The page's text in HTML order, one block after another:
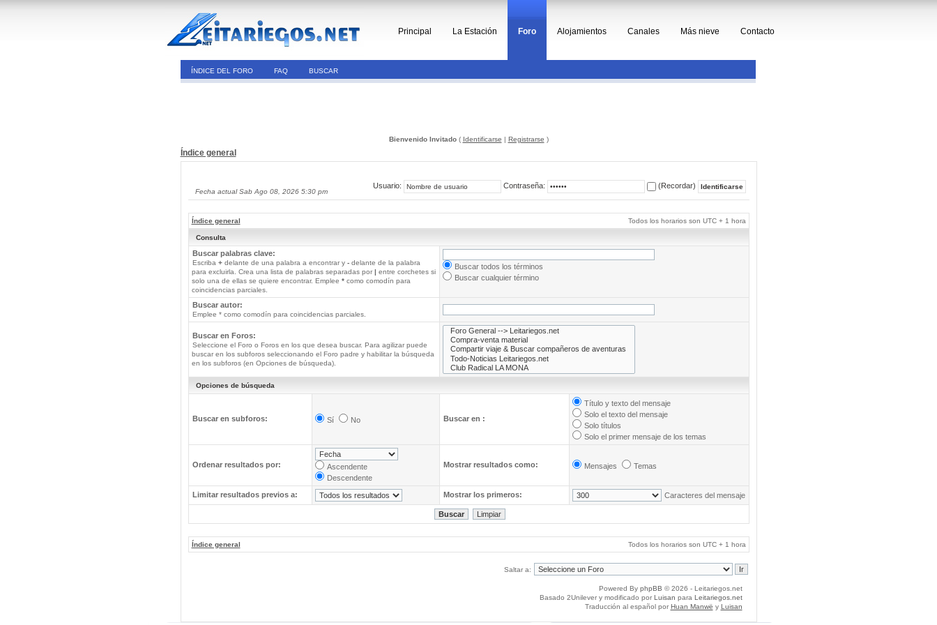
Principal La Estación Foro Alojamientos Canales Más nieve Contacto
ÍNDICE DEL FORO FAQ BUSCAR
Bienvenido Invitado( Identificarse | Registrarse )
Índice general
Fecha actual Sab Ago 08, 2026 5:30 pm
Usuario: Contraseña: (Recordar)
Índice general Todos los horarios son UTC + 1 hora
Consulta
Buscar palabras clave:
Escriba +delante de una palabra a encontrar y -delante de la palabra
para excluirla. Crea una lista de palabras separadas por | entre corchetes si
solo una de ellas se quiere encontrar. Emplee *como comodín para
coincidencias parciales.
Buscar todos los términos
Buscar cualquier término
Buscar autor:
Emplee * como comodín para coincidencias parciales.
Buscar en Foros:
Seleccione el Foro o Foros en los que desea buscar. Para agilizar puede
buscar en los subforos seleccionando el Foro padre y habilitar la búsqueda
en los subforos (en Opciones de búsqueda).
Opciones de búsqueda
Buscar en subforos: Sí No Buscar en :
Título y texto del mensaje
Solo el texto del mensaje
Solo títulos
Solo el primer mensaje de los temas
Ordenar resultados por:
Ascendente
Descendente
Mostrar resultados como: Mensajes Temas
Limitar resultados previos a: Mostrar los primeros: Caracteres del mensaje
Índice general Todos los horarios son UTC + 1 hora
Saltar a:
Powered By phpBB © 2026 - Leitariegos.net
Basado 2Unilever y modificado por Luisan para Leitariegos.net
Traducción al español por Huan Manwë y Luisan